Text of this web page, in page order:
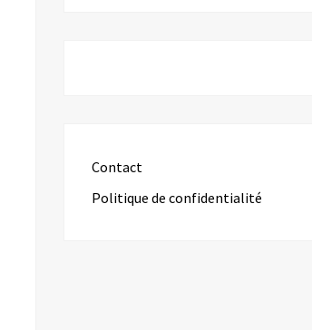
Contact
Politique de confidentialité